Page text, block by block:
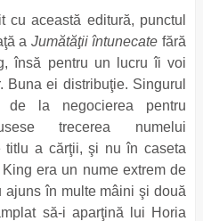
cu această editură, punctul
a Jumătăţii întunecatefără
însă pentru un lucru îi voi
Buna ei distribuţie. Singurul
la negocierea pentru
trecerea numelui
titlu a cărţii, şi nu în caseta
era un nume extrem de
ajuns în multe mâini şi două
să-i aparţină lui Horia